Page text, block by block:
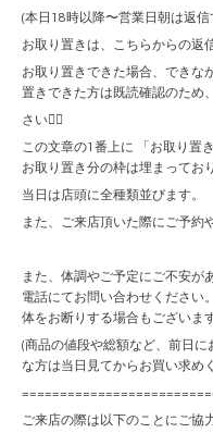
(本日18時以降〜営業日朝は返
お取り置きは、こちらからの返
お取り置きできた場合、できな
置きできた方は既読確認のため
さい🙇‍♀️
この文章の1番上に 「お取り置
お取り置き分の枠は埋まってお
当日は店頭に全種類並びます。
また、ご来店頂いた際にご予約
また、体調やご予定にご不安が
電話にてお問い合わせください
体をお断りする場合もございます
(商品の値段や総額など、前日
な方は当日見てからお買い求め
ご来店の際は以下のことにご協